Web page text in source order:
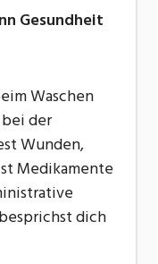
Gesundheit
Waschen
der
Wunden,
Medikamente
dich